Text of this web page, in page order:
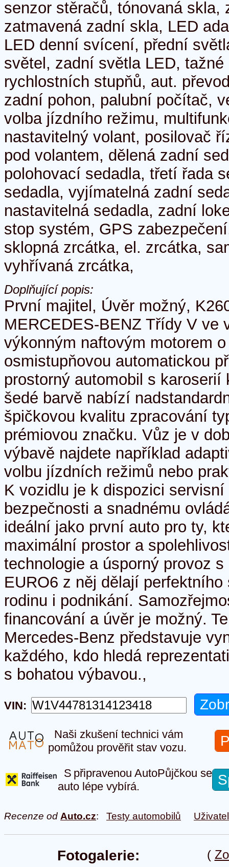
senzor stěračů, tónovaná skla,
zatmavená zadní skla, LED
LED denní svícení, přední
světel, zadní světla LED,
rychlostních stupňů, aut.
zadní pohon, palubní počítač,
volba jízdního režimu,
nastavitelný volant, posilovač
pod volantem, dělená zadní
polohovací sedadla, třetí řada
sedadla, vyjímatelná zadní
nastavitelná sedadla, zadní
stop systém, GPS
sklopná zrcátka, el. zrcátka,
vyhřívaná zrcátka,
Doplňující popis:
První majitel, Úvěr možný,
MERCEDES-BENZ Třídy V ve
výkonným naftovým motorem
osmistupňovou automatickou
prostorný automobil s karoserií
šedé barvě nabízí
špičkovou kvalitu zpracování
prémiovou značku. Vůz je v
výbavě najdete například
volbu jízdních režimů nebo
K vozidlu je k dispozici
bezpečnosti a snadnému
ideální jako první auto pro ty,
maximální prostor a
technologie a úsporný provoz
EURO6 z něj dělají
rodinu i podnikání.
financování a úvěr je možný.
Mercedes-Benz představuje
každého, kdo hledá
s bohatou výbavou.,
VIN:
Naši zkušení technici vám
pomůžou prověřit stav vozu.
S připravenou AutoPůjčkou se
auto lépe vybírá.
Recenze od Auto.cz: Testy automobilů
(
Fotogalerie: